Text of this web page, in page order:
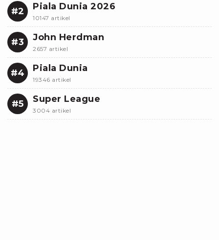
#2 Piala Dunia 2026
10147 artikel
#3 John Herdman
2657 artikel
#4 Piala Dunia
19346 artikel
#5 Super League
3004 artikel